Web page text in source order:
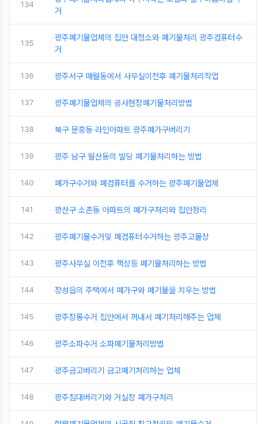
134
거
135
광주폐기물업체의 집안 대청소와 폐기물처리 광주컴퓨터수
거
136 광주서구 매월동에서 사무실이전후 폐기물처리작업
137 광주폐기물업체의 공사현장폐기물처리방법
138 북구 문흥동 라인아파트 광주폐가구버리기
139 광주 남구 월산동의 빌딩 폐기물처리하는 방법
140 폐가구수거와 폐컴퓨터를 수거하는 광주폐기물업체
141 광산구 소촌동 아파트의 폐가구처리와 집안정리
142 광주폐기물수거및 폐컴퓨터수거하는 광주고물상
143 광주사무실 이전후 책상등 폐기물처리하는 방법
144 장성읍의 주택에서 폐가구와 폐기물을 치우는 방법
145 광주장롱수거 집안에서 꺼내서 폐기처리해주는 업체
146 광주소파수거 소파폐기물처리방법
147 광주금고버리기 금고폐기처리하는 업체
148 광주침대버리기와 거실장 폐가구처리